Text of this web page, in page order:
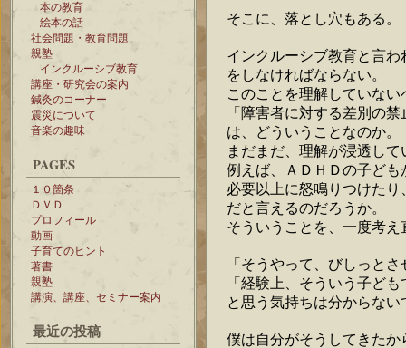
本の教育
絵本の話
社会問題・教育問題
親塾
インクルーシブ教育
講座・研究会の案内
鍼灸のコーナー
震災について
音楽の趣味
PAGES
１０箇条
ＤＶＤ
プロフィール
動画
子育てのヒント
著書
親塾
講演、講座、セミナー案内
最近の投稿
そこに、落とし穴もある。
インクルーシブ教育と言
をしなければならない。
このことを理解していな
「障害者に対する差別の
は、どういうことなのか。
まだまだ、理解が浸透し
例えば、ＡＤＨＤの子ど
必要以上に怒鳴りつけた
だと言えるのだろうか。
そういうことを、一度考
「そうやって、びしっと
「経験上、そういう子ど
と思う気持ちは分からない
僕は自分がそうしてきた